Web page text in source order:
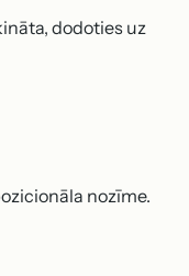
dodoties uz
nozīme.